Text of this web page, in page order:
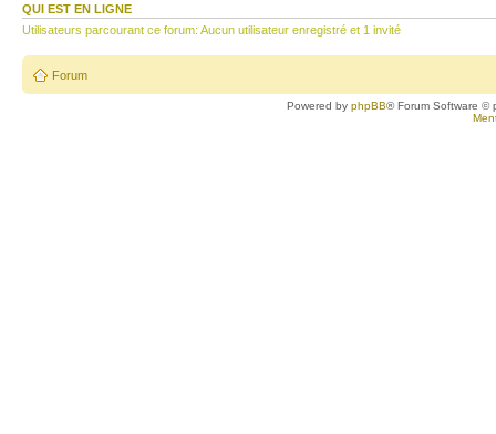
QUI EST EN LIGNE
Utilisateurs parcourant ce forum: Aucun utilisateur enregistré et 1 invité
Forum
Powered byphpBB® Forum Software ©